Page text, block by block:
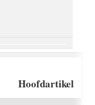
Hoofdartikel